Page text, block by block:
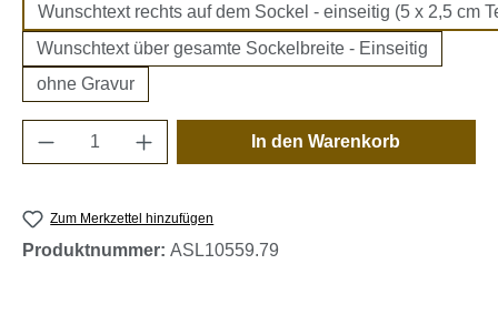
Wunschtext rechts auf dem Sockel - einseitig (5 x 2,5 cm
Wunschtext über gesamte Sockelbreite - Einseitig
ohne Gravur
Produkt Anzahl: Gib den gewünschten
In den Warenkorb
Zum Merkzettel hinzufügen
Produktnummer: ASL10559.79